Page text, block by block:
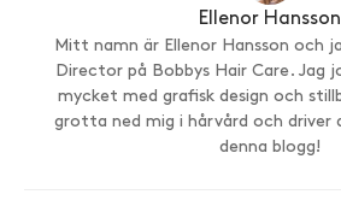
Ellenor Hansson
Mitt namn är Ellenor Hansson och
Director på Bobbys Hair Care. Jag
mycket med grafisk design och
grotta ned mig i hårvård och driver
denna blogg!